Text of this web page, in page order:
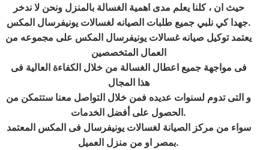
حيث ان ، كلنا يعلم مدى اهمية الغسالة بالمنزل ونحن لا ندخر
جهدا كي نلبي جميع طلبات الصيانه لغسالات يونيفرسال المكس.
يعتمد توكيل صيانه غسالات يونيفرسال المكس على مجموعه من
العمال المتخصصين
فى مواجهة جميع اعطال الغسالة من خلال الكفاءة العالية فى
هذا المجال
و التى تدوم لسنوات عديده فمن خلال التواصل معنا ستتمكن من
الحصول على أفضل الخدمات.
سواء من مركز الصيانة لغسالات يونيفرسال فى المكس المعتمد
بمصر او من منزل العميل.